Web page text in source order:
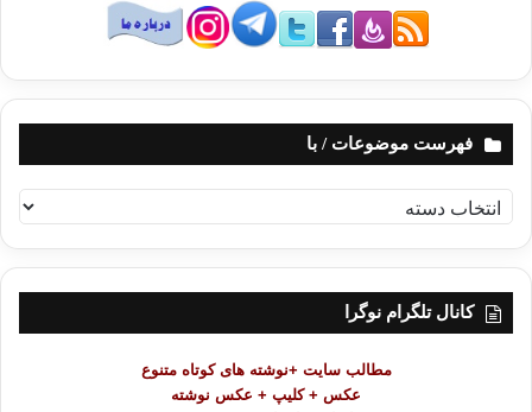
فهرست موضوعات / با
ه
ر
کانال تلگرام نوگرا
مطالب سایت +نوشته های کوتاه متنوع
عکس + کلیپ + عکس نوشته